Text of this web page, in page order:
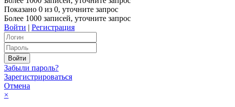
Показано 0 из 0, уточните запрос
Более 1000 записей, уточните запрос
Войти | Регистрация
Забыли пароль?
Зарегистрироваться
Отмена
×